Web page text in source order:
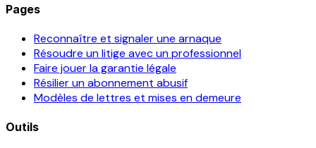
Pages
Reconnaître et signaler une arnaque
Résoudre un litige avec un professionnel
Faire jouer la garantie légale
Résilier un abonnement abusif
Modèles de lettres et mises en demeure
Outils